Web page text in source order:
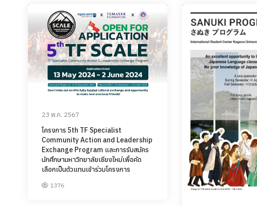
23 พ.ค. 2567
โครงการ 5th TF Specialist
Community Action and Leadership
Exchange Program และการรับสมัคร
นักศึกษามหาวิทยาลัยเชียงใหม่เพื่อคัด
เลือกเป็นตัวแทนเข้าร่วมโครงการ
1376